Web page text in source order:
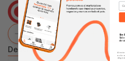
Agencia Global
2 días - Tiempo de Entrega
Descripción
Sin
de
Al
recibir